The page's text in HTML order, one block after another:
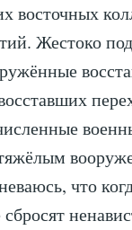
восточных
Жестоко
что
сбросят